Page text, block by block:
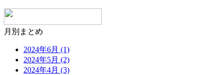
月別まとめ
2024年6月 (1)
2024年5月 (2)
2024年4月 (3)